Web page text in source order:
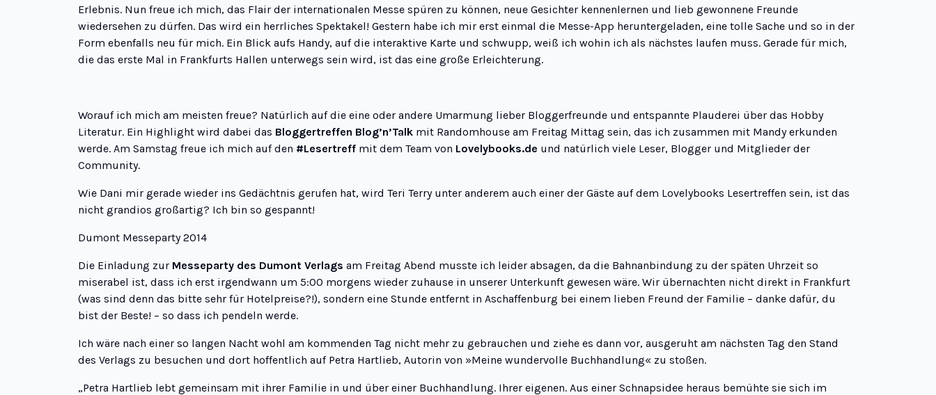
Erlebnis. Nun freue ich mich, das Flair der internationalen Messe spüren zu können, neue Gesichter kennenlernen und lieb gewonnene Freunde
wiedersehen zu dürfen. Das wird ein herrliches Spektakel! Gestern habe ich mir erst einmal die Messe-App heruntergeladen, eine tolle Sache und so in der
Form ebenfalls neu für mich. Ein Blick aufs Handy, auf die interaktive Karte und schwupp, weiß ich wohin ich als nächstes laufen muss. Gerade für mich,
die das erste Mal in Frankfurts Hallen unterwegs sein wird, ist das eine große Erleichterung.
Worauf ich mich am meisten freue? Natürlich auf die eine oder andere Umarmung lieber Bloggerfreunde und entspannte Plauderei über das Hobby
Literatur. Ein Highlight wird dabei das Bloggertreffen Blog’n’Talk mit Randomhouse am Freitag Mittag sein, das ich zusammen mit Mandy erkunden
werde. Am Samstag freue ich mich auf den #Lesertreff mit dem Team von Lovelybooks.de und natürlich viele Leser, Blogger und Mitglieder der
Community.
Wie Dani mir gerade wieder ins Gedächtnis gerufen hat, wird Teri Terry unter anderem auch einer der Gäste auf dem Lovelybooks Lesertreffen sein, ist das
nicht grandios großartig? Ich bin so gespannt!
Dumont Messeparty 2014
Die Einladung zur Messeparty des Dumont Verlags am Freitag Abend musste ich leider absagen, da die Bahnanbindung zu der späten Uhrzeit so
miserabel ist, dass ich erst irgendwann um 5:00 morgens wieder zuhause in unserer Unterkunft gewesen wäre. Wir übernachten nicht direkt in Frankfurt
(was sind denn das bitte sehr für Hotelpreise?!), sondern eine Stunde entfernt in Aschaffenburg bei einem lieben Freund der Familie – danke dafür, du
bist der Beste! – so dass ich pendeln werde.
Ich wäre nach einer so langen Nacht wohl am kommenden Tag nicht mehr zu gebrauchen und ziehe es dann vor, ausgeruht am nächsten Tag den Stand
des Verlags zu besuchen und dort hoffentlich auf Petra Hartlieb, Autorin von »Meine wundervolle Buchhandlung« zu stoßen.
„Petra Hartlieb lebt gemeinsam mit ihrer Familie in und über einer Buchhandlung. Ihrer eigenen. Aus einer Schnapsidee heraus bemühte sie sich im